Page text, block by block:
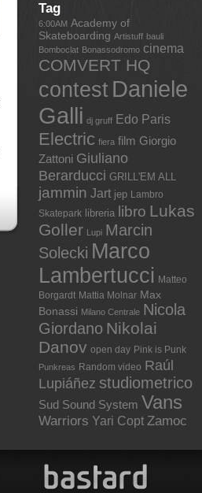
Tag
6:00AM Academy of
Skateboarding Artistuff bauli
Bomboclat Bonassodromo cinema
COMVERT HQ
contest Daniele
Galli dj gruff Edo Paris
Electric fiera film Giorgio
Zattoni Giuliano
Berarducci GRILL'EM ALL
jammin Jart jep Lambro
Skatepark libreria libro Lukas
Goller Lupi Marcin
Solecki Marco
Lambertucci Matteo
Borgardt Mattia Molnar Max
Bonassi Milano Centrale Nicola
Giordano Nikolai
Danov open day Pink is Punk
Punkreas Random video Raúl
Lupiáñez studiometrico
Sud Sound System Vans
Warriors Yari Copt Zamoc